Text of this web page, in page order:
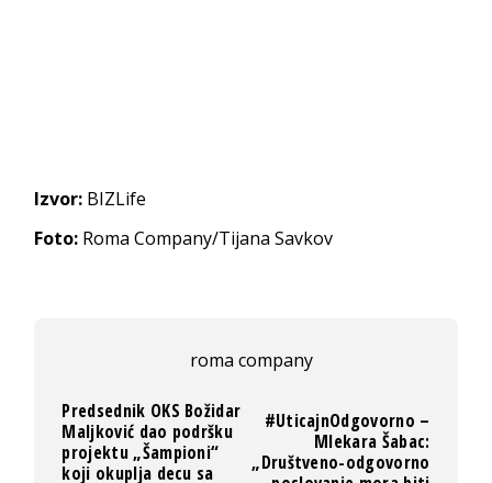
Izvor: BIZLife
Foto: Roma Company/Tijana Savkov
roma company
Predsednik OKS Božidar
Maljković dao podršku
projektu „Šampioni“
koji okuplja decu sa
#UticajnOdgovorno –
Mlekara Šabac:
„Društveno-odgovorno